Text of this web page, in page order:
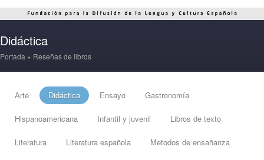
Didáctica
Portada » Reseñas de libros
Arte Didáctica Ensayo Gastronomía
Hispanoamericana Infantil y juvenil Libros de texto
Literatura Literatura española Metodos de ensañanza